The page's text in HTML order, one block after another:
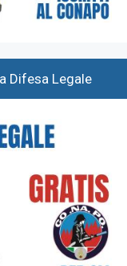
Difesa Legale